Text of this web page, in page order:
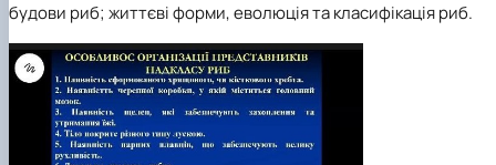
будови риб; життєві форми, еволюція та класифікація риб.